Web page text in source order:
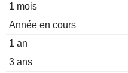
1 mois
Année en cours
1 an
3 ans